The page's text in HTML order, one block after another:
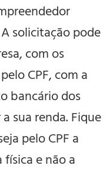
solicitação pode
com os
CPF, com a
bancário dos
sua renda. Fique
pelo CPF a
e não a